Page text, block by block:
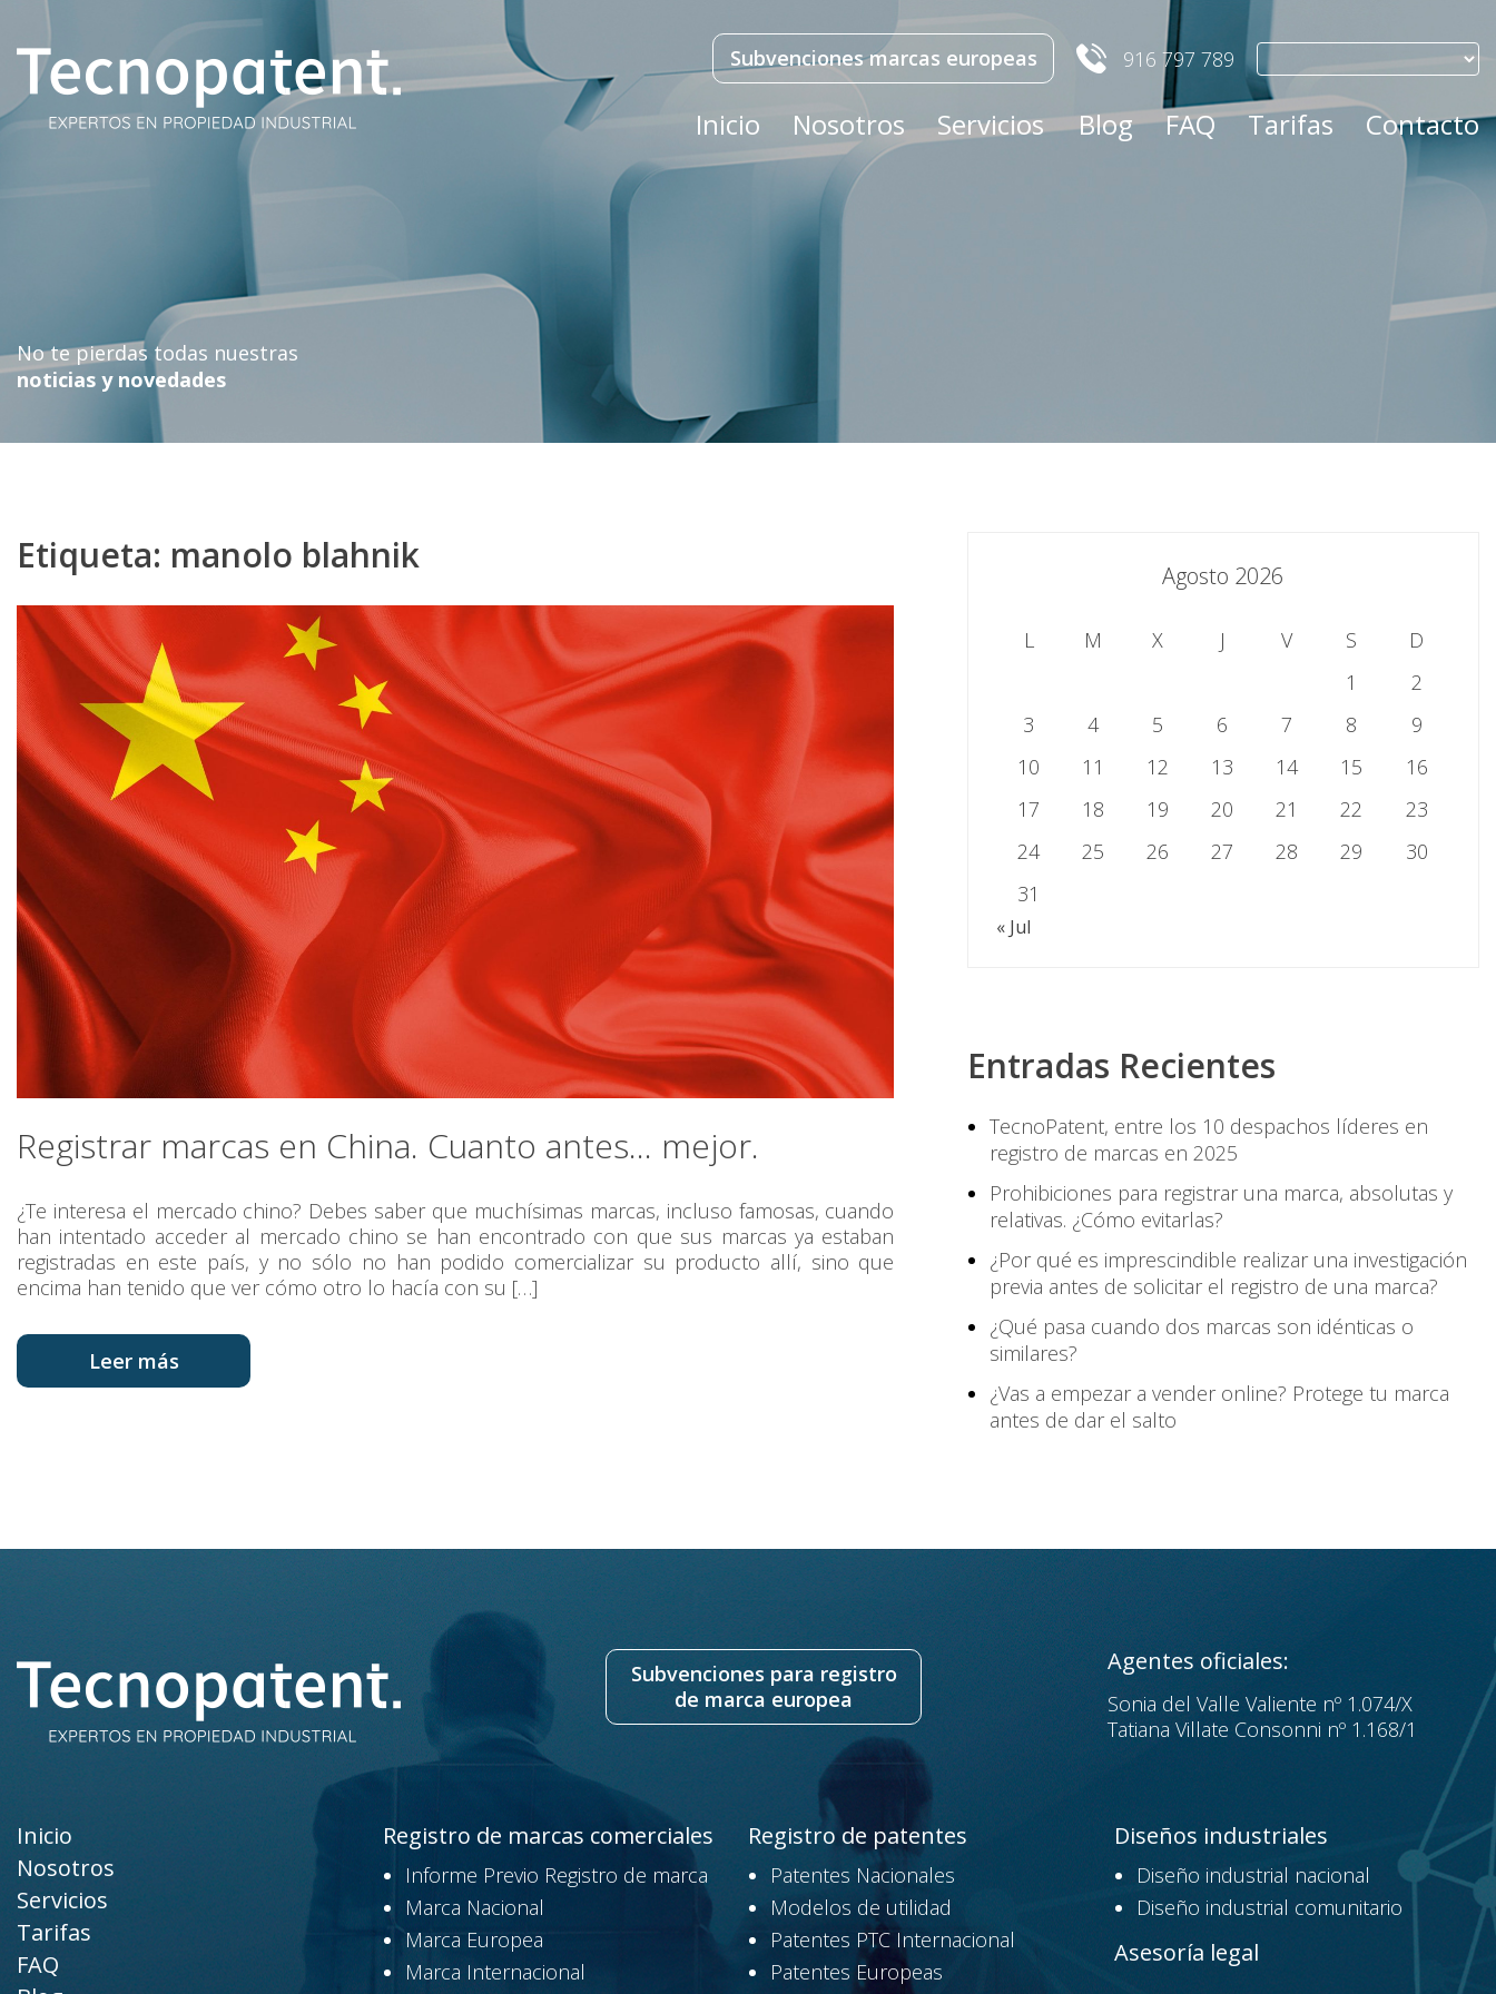
content
Subvenciones marcas europeas 916 797 789
Inicio Nosotros Servicios Blog FAQ Tarifas Contacto
No te pierdas todas nuestras
noticias y novedades
Etiqueta: manolo blahnik
Registrar marcas en China. Cuanto antes… mejor.
¿Te interesa el mercado chino? Debes saber que muchísimas marcas, incluso famosas, cuando
han intentado acceder al mercado chino se han encontrado con que sus marcas ya estaban
registradas en este país, y no sólo no han podido comercializar su producto allí, sino que
encima han tenido que ver cómo otro lo hacía con su […]
Leer más
Agosto 2026
L M X J V S
D
1
2
3
4 5 6 7 8
9
10
11 12 13 14 15
16
17
18 19 20 21 22
23
24
25 26 27 28 29
30
31
« Jul
Entradas Recientes
TecnoPatent, entre los 10 despachos líderes en
registro de marcas en 2025
Prohibiciones para registrar una marca, absolutas y
relativas. ¿Cómo evitarlas?
¿Por qué es imprescindible realizar una investigación
previa antes de solicitar el registro de una marca?
¿Qué pasa cuando dos marcas son idénticas o
similares?
¿Vas a empezar a vender online? Protege tu marca
antes de dar el salto
Subvenciones para registro
de marca europea
Agentes oficiales:
Sonia del Valle Valiente nº 1.074/X
Tatiana Villate Consonni nº 1.168/1
Inicio
Nosotros
Servicios
Tarifas
FAQ
Registro de marcas comerciales
Informe Previo Registro de marca
Marca Nacional
Marca Europea
Marca Internacional
Registro de patentes
Patentes Nacionales
Modelos de utilidad
Patentes PTC Internacional
Patentes Europeas
Diseños industriales
Diseño industrial nacional
Diseño industrial comunitario
Asesoría legal